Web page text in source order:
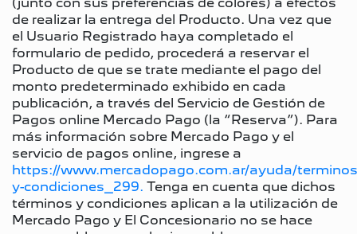
de realizar la entrega del Producto. Una vez que
el Usuario Registrado haya completado el
formulario de pedido, procederá a reservar el
Producto de que se trate mediante el pago del
monto predeterminado exhibido en cada
publicación, a través del Servicio de Gestión de
Pagos online Mercado Pago (la “Reserva”). Para
más información sobre Mercado Pago y el
servicio de pagos online, ingrese a
https://www.mercadopago.com.ar/ayuda/
y-condiciones_299. Tenga en cuenta que dichos
términos y condiciones aplican a la utilización de
Mercado Pago y El Concesionario no se hace